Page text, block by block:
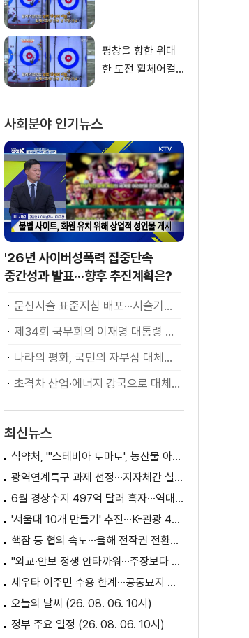
평창을 향한 위대
한 도전 휠체어컬
는 평창입니다]
사회분야 인기뉴스
'26년 사이버성폭력 집중단속
중간성과 발표···향후 추진계획은?
문신시술 표준지침 배포···시술기구, 일회용 사용 후 폐기
제34회 국무회의 이재명 대통령 모두발언
나라의 평화, 국민의 자부심 대체불가 대한민국 이재명 대통령 모두말씀
초격차 산업·에너지 강국으로 대체불가 대한민국 이재명 대통령 모두말씀
최신뉴스
식약처, "'스테비아 토마토', 농산물 아닌 가공식품"
광역연계특구 과제 선정···지자체간 실증 협력 확대
6월 경상수지 497억 달러 흑자···역대 최대
'서울대 10개 만들기' 추진···K-관광 4천만 시대 준비
핵잠 등 협의 속도···올해 전작권 전환시기 결정 추진
"외교·안보 정쟁 안타까워···주장보다 실천 중요"
세우타 이주민 수용 한계···공동묘지 임시 거처 [월드 투데이]
오늘의 날씨 (26. 08. 06. 10시)
정부 주요 일정 (26. 08. 06. 10시)